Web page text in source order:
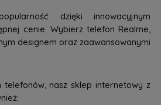
dzięki innowacyjnym
cenie. Wybierz telefon Realme,
designem oraz zaawansowanymi
telefonów, nasz sklep internetowy z